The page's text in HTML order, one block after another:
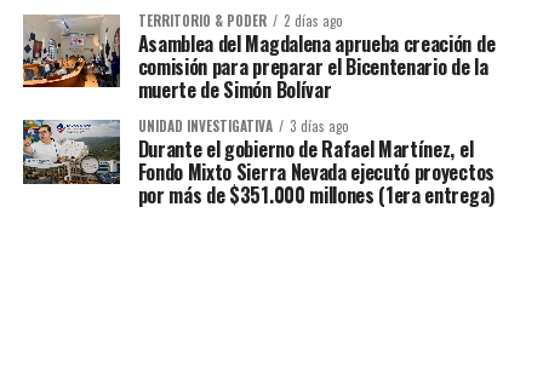
TERRITORIO & PODER 2 días ago
Asamblea del Magdalena aprueba creación de
comisión para preparar el Bicentenario de la
muerte de Simón Bolívar
UNIDAD INVESTIGATIVA 3 días ago
Durante el gobierno de Rafael Martínez, el
Fondo Mixto Sierra Nevada ejecutó proyectos
por más de $351.000 millones (1era entrega)